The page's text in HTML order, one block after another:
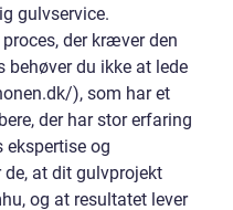
gulvservice.
der kræver den
behøver du ikke at lede
), som har et
der har stor erfaring
ekspertise og
de, at dit gulvprojekt
og at resultatet lever